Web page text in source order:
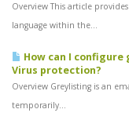
Overview This article
language within the...
How can I
Virus protection?
Overview Greylisting is an
temporarily...